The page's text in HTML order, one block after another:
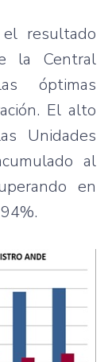
resultado
la Central
óptimas
El alto
Unidades
al
en